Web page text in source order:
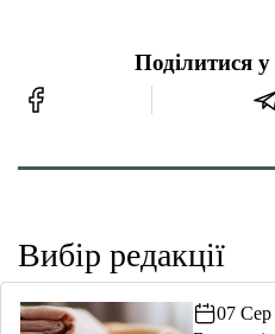
Поділитися
Вибір редакції
07 Сер